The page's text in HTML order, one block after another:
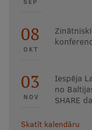
08
OKT
03
NOV
Iespēja
no
SHARE
Skatīt kalendāru